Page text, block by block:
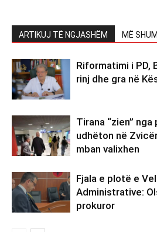
ARTIKUJ TË NGJASHËM MË
Riformatimi i PD,
rinj dhe gra në
Tirana “zien”
udhëton në
mban valixhen
Fjala e plotë e
Administrative:
prokuror